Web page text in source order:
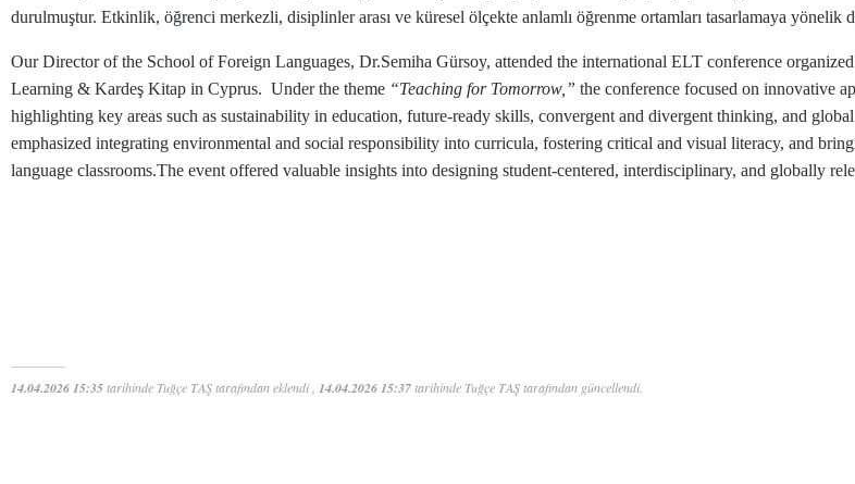
durulmuştur. Etkinlik, öğrenci merkezli, disiplinler arası ve küresel ölçekte anlamlı öğrenme ortamları tasarlamaya yönelik
Our Director of the School of Foreign Languages, Dr.Semiha Gürsoy, attended the international ELT conference
Learning & Kardeş Kitap in Cyprus. Under the theme “Teaching for Tomorrow,” the conference focused on innovative
highlighting key areas such as sustainability in education, future-ready skills, convergent and divergent thinking, and
emphasized integrating environmental and social responsibility into curricula, fostering critical and visual literacy, and
language classrooms.The event offered valuable insights into designing student-centered, interdisciplinary, and globally
14.04.2026 15:35tarihinde Tuğçe TAŞ tarafından eklendi , 14.04.2026 15:37tarihinde Tuğçe TAŞ tarafından güncellendi.